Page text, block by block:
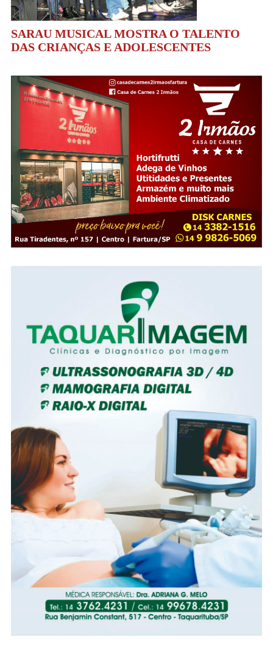
SARAU MUSICAL MOSTRA O TALENTO
DAS CRIANÇAS E ADOLESCENTES